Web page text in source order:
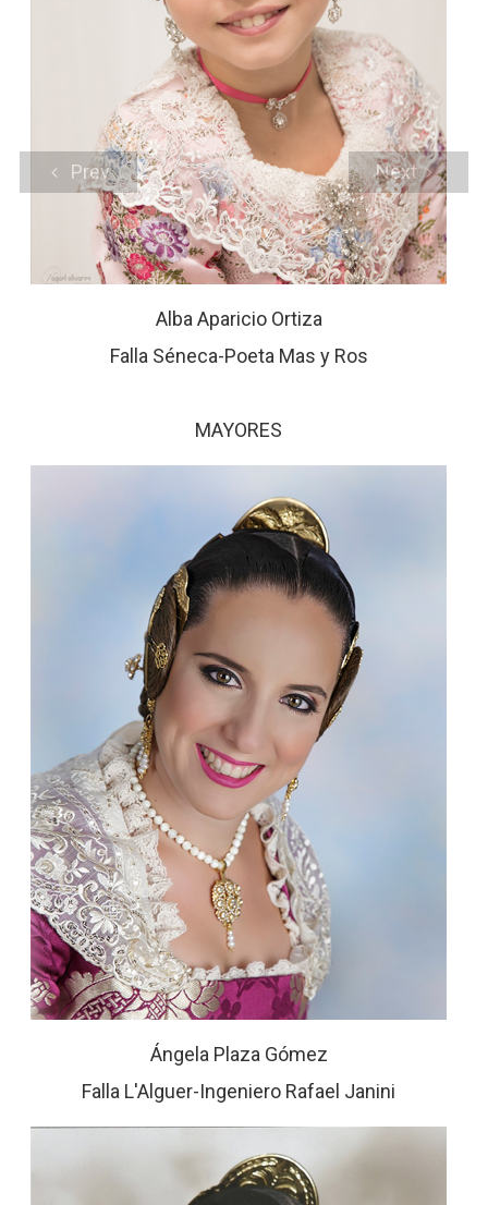
Alba Aparicio Ortiza
Falla Séneca-Poeta Mas y Ros
MAYORES
Ángela Plaza Gómez
Falla L'Alguer-Ingeniero Rafael Janini
Prev Next